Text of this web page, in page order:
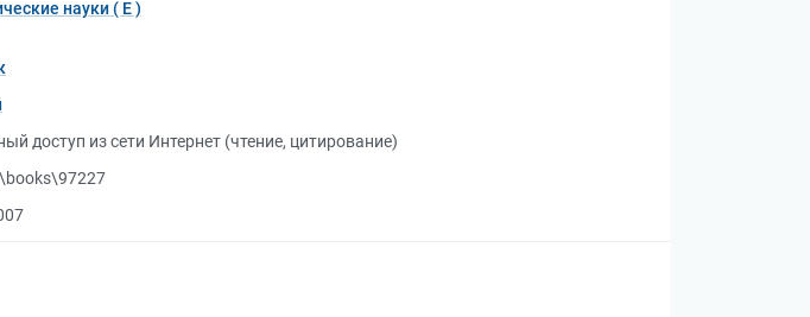
науки ( Е )
доступ из сети Интернет (чтение, цитирование)